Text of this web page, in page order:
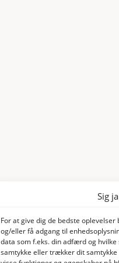
Sig
For at give dig de bedste
og/eller få adgang til
data som f.eks. din adfærd og
samtykke eller trækker dit